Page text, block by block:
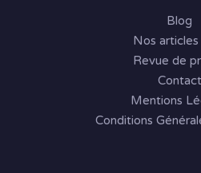
Blog
Nos articles
Revue de
Contact
Mentions
Conditions